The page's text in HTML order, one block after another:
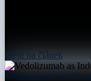
přejít na článek
Vedolizumab as